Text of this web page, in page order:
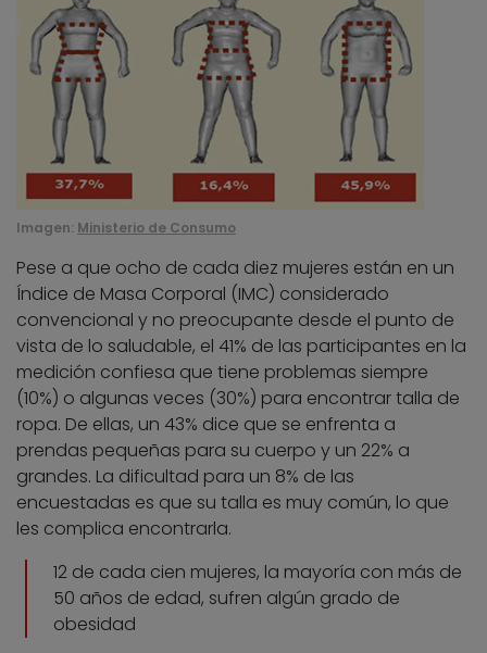
Imagen: Ministerio de Consumo
Pese a que ocho de cada diez mujeres están en un
Índice de Masa Corporal (IMC) considerado
convencional y no preocupante desde el punto de
vista de lo saludable, el 41% de las participantes en la
medición confiesa que tiene problemas siempre
(10%) o algunas veces (30%) para encontrar talla de
ropa. De ellas, un 43% dice que se enfrenta a
prendas pequeñas para su cuerpo y un 22% a
grandes. La dificultad para un 8% de las
encuestadas es que su talla es muy común, lo que
les complica encontrarla.
12 de cada cien mujeres, la mayoría con más de
50 años de edad, sufren algún grado de
obesidad